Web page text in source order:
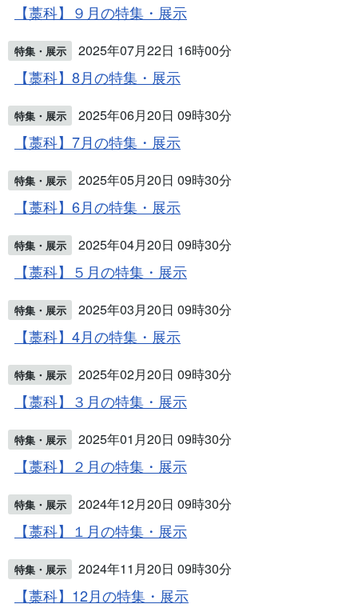
【藁科】９月の特集・展示
特集・展示 2025年07月22日 16時00分
【藁科】8月の特集・展示
特集・展示 2025年06月20日 09時30分
【藁科】7月の特集・展示
特集・展示 2025年05月20日 09時30分
【藁科】6月の特集・展示
特集・展示 2025年04月20日 09時30分
【藁科】５月の特集・展示
特集・展示 2025年03月20日 09時30分
【藁科】4月の特集・展示
特集・展示 2025年02月20日 09時30分
【藁科】３月の特集・展示
特集・展示 2025年01月20日 09時30分
【藁科】２月の特集・展示
特集・展示 2024年12月20日 09時30分
【藁科】１月の特集・展示
特集・展示 2024年11月20日 09時30分
【藁科】12月の特集・展示